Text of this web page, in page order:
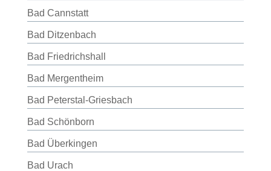
Bad Cannstatt
Bad Ditzenbach
Bad Friedrichshall
Bad Mergentheim
Bad Peterstal-Griesbach
Bad Schönborn
Bad Überkingen
Bad Urach